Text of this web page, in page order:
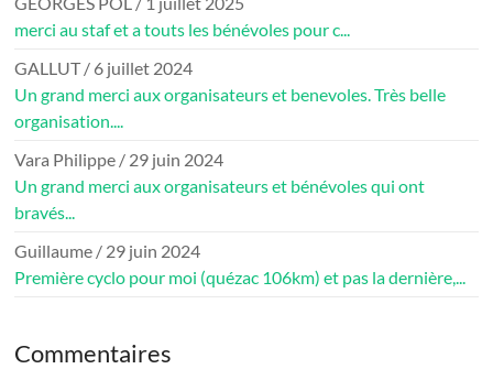
merci au staf et a touts les bénévoles pour c...
GALLUT/ 6 juillet 2024
Un grand merci aux organisateurs et benevoles. Très belle
organisation....
Vara Philippe / 29 juin 2024
Un grand merci aux organisateurs et bénévoles qui ont
bravés...
Guillaume / 29 juin 2024
Première cyclo pour moi (quézac 106km) et pas la dernière,...
Commentaires